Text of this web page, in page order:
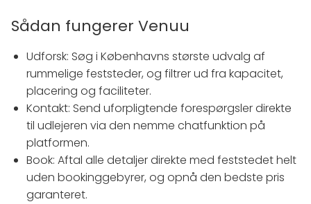
Sådan fungerer Venuu
Udforsk: Søg i Københavns største udvalg af
rummelige feststeder, og filtrer ud fra kapacitet,
placering og faciliteter.
Kontakt: Send uforpligtende forespørgsler direkte
til udlejeren via den nemme chatfunktion på
platformen.
Book: Aftal alle detaljer direkte med feststedet helt
uden bookinggebyrer, og opnå den bedste pris
garanteret.